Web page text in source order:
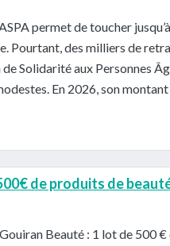
permet de toucher
Pourtant, des milliers de
Solidarité aux Personnes
En 2026, son
de produits de
Beauté : 1 lot de 500